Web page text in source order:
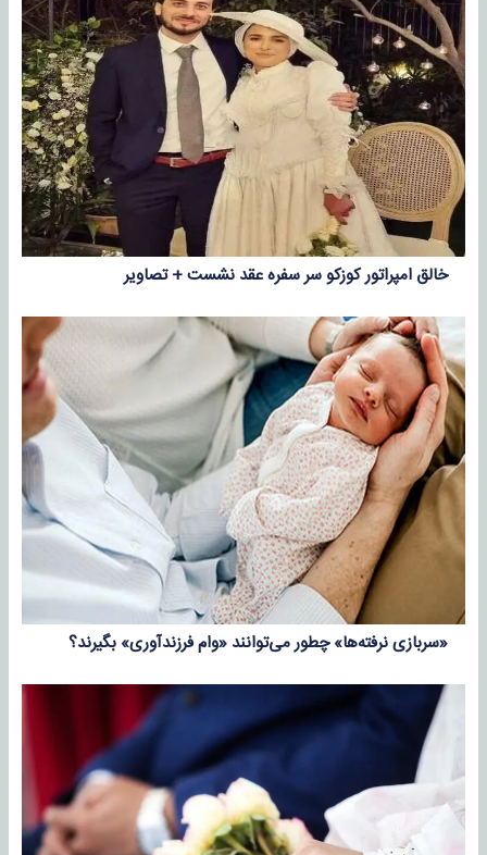
خالق امپراتور کوزکو سر سفره عقد نشست + تصاویر
«سربازی نرفته‌ها» چطور می‌توانند «وام فرزندآوری» بگیرند؟